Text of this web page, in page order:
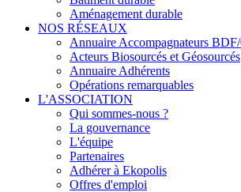
Aménagement durable
NOS RÉSEAUX
Annuaire Accompagnateurs
Acteurs Biosourcés et Géosourcés
Annuaire Adhérents
Opérations remarquables
L'ASSOCIATION
Qui sommes-nous ?
La gouvernance
L'équipe
Partenaires
Adhérer à Ekopolis
Offres d'emploi